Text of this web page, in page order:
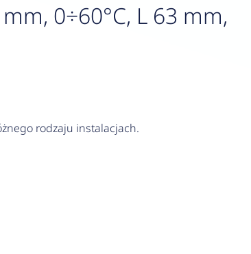
0÷60°C, L 63 mm,
rodzaju instalacjach.